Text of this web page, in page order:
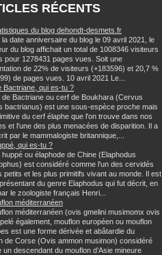
RÉCENTS
du blog dehondt-desmets.fr
la date anniversaire du blog le 09 avril 2021, le
du blog affichait un total de 1008346 visiteurs
pour 1278431 pages vues. Soit une
de 22% de visiteurs (+183596) et 20,7 %
de pages vues. 10 avril 2021 Le...
Bactriane, qui es-tu ?
de Bactriane ou cerf de Boukhara (Cervus
bactrianus) est une sous-espèce proche mais
du cerf élaphe que l'on trouve dans nos
et l'une des plus menacées de disparition. Il a
par le mammalogiste britannique,...
qui es-tu ?
ou élaphode de Chine (Elaphodus
est considéré comme l'un des cervidés
petits et les plus primitifs vivant au monde. Il est
du genre Elaphodus qui fut décrit, en
le zoologiste français Henri...
méditerranéen
méditerranéen (ovis gmelini musimomx ovis
également, mouflon européen ou mouflon
est une forme dérivée et abâtardie du
de Corse (Ovis ammon musimon) considéré
un descendant du mouflon d’Asie mineure